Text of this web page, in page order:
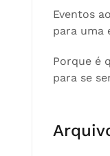
Eventos
para uma
Porque é
para se